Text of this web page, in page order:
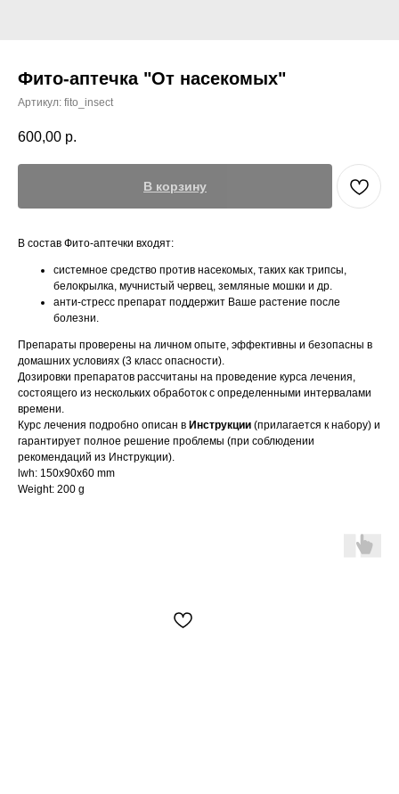
Фито-аптечка "От насекомых"
Артикул: fito_insect
600,00 р.
В корзину
В состав Фито-аптечки входят:
системное средство против насекомых, таких как трипсы,
белокрылка, мучнистый червец, земляные мошки и др.
анти-стресс препарат поддержит Ваше растение после
болезни.
Препараты проверены на личном опыте, эффективны и безопасны в
домашних условиях (3 класс опасности).
Дозировки препаратов рассчитаны на проведение курса лечения,
состоящего из нескольких обработок с определенными интервалами
времени.
Курс лечения подробно описан в Инструкции (прилагается к набору) и
гарантирует полное решение проблемы (при соблюдении
рекомендаций из Инструкции).
lwh: 150x90x60 mm
Weight: 200 g